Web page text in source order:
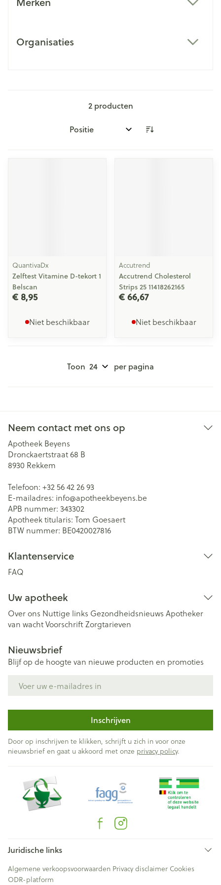
Organisaties
2producten
Sorteer op:
QuantivaDx
Zelftest Vitamine D-tekort 1
Belscan
€ 8,95
Niet beschikbaar
Accutrend
Accutrend Cholesterol
Strips 25 11418262165
€ 66,67
Niet beschikbaar
Toon per pagina
Neem contact met ons op
Apotheek Beyens
Dronckaertstraat 68 B
8930 Rekkem
Telefoon: +32 56 42 26 93
E-mailadres: info@apotheekbeyens.be
APB nummer: 343302
Apotheek titularis: Tom Goesaert
BTW nummer: BE0420027816
Klantenservice
FAQ
Uw apotheek
Over ons Nuttige links Gezondheidsnieuws Apotheker
van wachtVoorschriftZorgtarieven
Nieuwsbrief
Blijf op de hoogte van nieuwe producten en promoties
Inschrijven
Door op inschrijven te klikken, schrijft u zich in voor onze
nieuwsbrief en gaat u akkoord met onze privacy policy.
Juridische links
Algemene verkoopsvoorwaarden Privacy disclaimer Cookies
ODR-platform